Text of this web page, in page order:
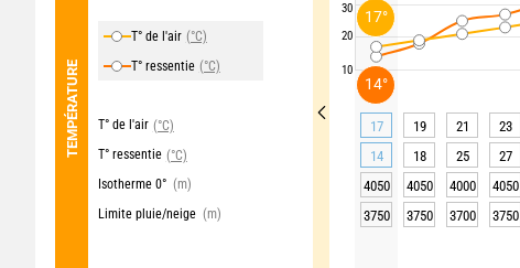
TEMPÉRATURE
T° de l'air (°C)
T° ressentie (°C)
T° de l'air (°C)
T° ressentie (°C)
Isotherme 0° (m)
Limite pluie/neige (m)
30
20
10
17 19 21 23
14
18 25 27
4050
4050 4000 4050
3750
3750 3700 3750
17°
14°